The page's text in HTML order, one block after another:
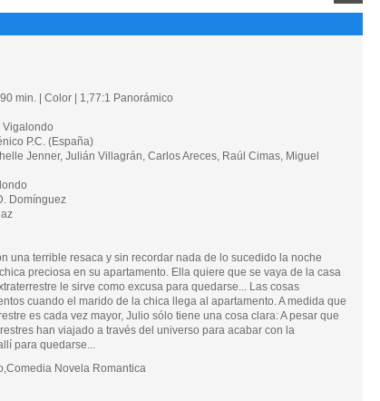
min. | Color | 1,77:1 Panorámico
Vigalondo
P.C. (España)
Jenner, Julián Villagrán, Carlos Areces, Raúl Cimas, Miguel
Domínguez
una terrible resaca y sin recordar nada de lo sucedido la noche
preciosa en su apartamento. Ella quiere que se vaya de la casa
le sirve como excusa para quedarse... Las cosas
cuando el marido de la chica llega al apartamento. A medida que
es cada vez mayor, Julio sólo tiene una cosa clara: A pesar que
han viajado a través del universo para acabar con la
para quedarse...
Novela Romantica